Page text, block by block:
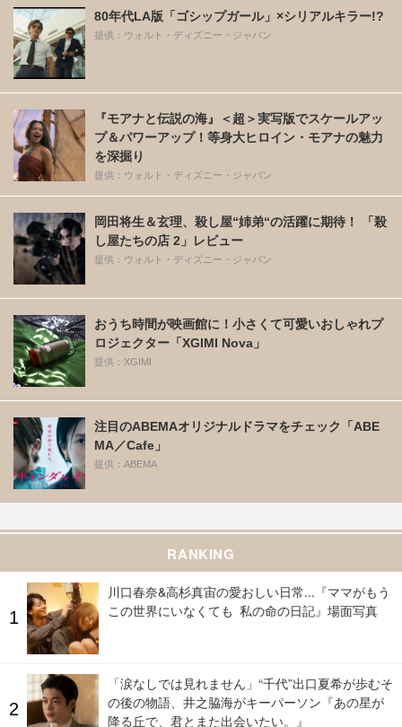
80年代LA版「ゴシップガール」×シリアルキラー!?
提供：ウォルト・ディズニー・ジャパン
『モアナと伝説の海』＜超＞実写版でスケールアッ
プ＆パワーアップ！等身大ヒロイン・モアナの魅力
を深掘り
提供：ウォルト・ディズニー・ジャパン
岡田将生＆玄理、殺し屋“姉弟“の活躍に期待！ 「殺
し屋たちの店 2」レビュー
提供：ウォルト・ディズニー・ジャパン
おうち時間が映画館に！小さくて可愛いおしゃれプ
ロジェクター「XGIMI Nova」
提供：XGIMI
注目のABEMAオリジナルドラマをチェック「ABE
MA／Cafe」
提供：ABEMA
RANKING
川口春奈&高杉真宙の愛おしい日常...『ママがもう
この世界にいなくても 私の命の日記』場面写真
「涙なしでは見れません」“千代”出口夏希が歩むそ
の後の物語、井之脇海がキーパーソン『あの星が
降る丘で、君とまた出会いたい。』